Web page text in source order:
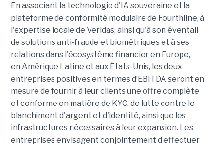
En associant la technologie d'IA souveraine et la
plateforme de conformité modulaire de Fourthline, à
l'expertise locale de Veridas, ainsi qu'à son éventail
de solutions anti-fraude et biométriques et à ses
relations dans l'écosystème financier en Europe,
en Amérique Latine et aux États-Unis, les deux
entreprises positives en termes d’EBITDA seront en
mesure de fournir à leur clients une offre complète
et conforme en matière de KYC, de lutte contre le
blanchiment d'argent et d'identité, ainsi que les
infrastructures nécessaires à leur expansion. Les
entreprises envisagent conjointement d'effectuer